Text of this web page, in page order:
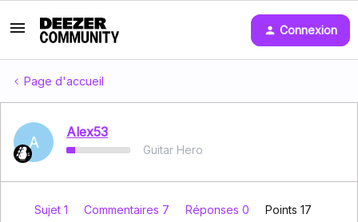
Connexion
Page d'accueil
A
Alex53
Guitar Hero
Sujet 1 Commentaires 7 Réponses 0
Points 17